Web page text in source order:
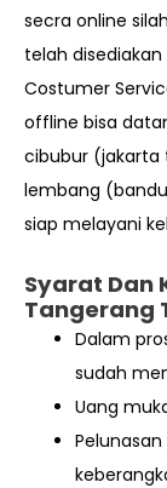
secra online
telah
Costumer
offline bisa
cibubur (jakarta
lembang
siap melayani
Syarat Dan
Tangerang
Dalam
sudah
Uang